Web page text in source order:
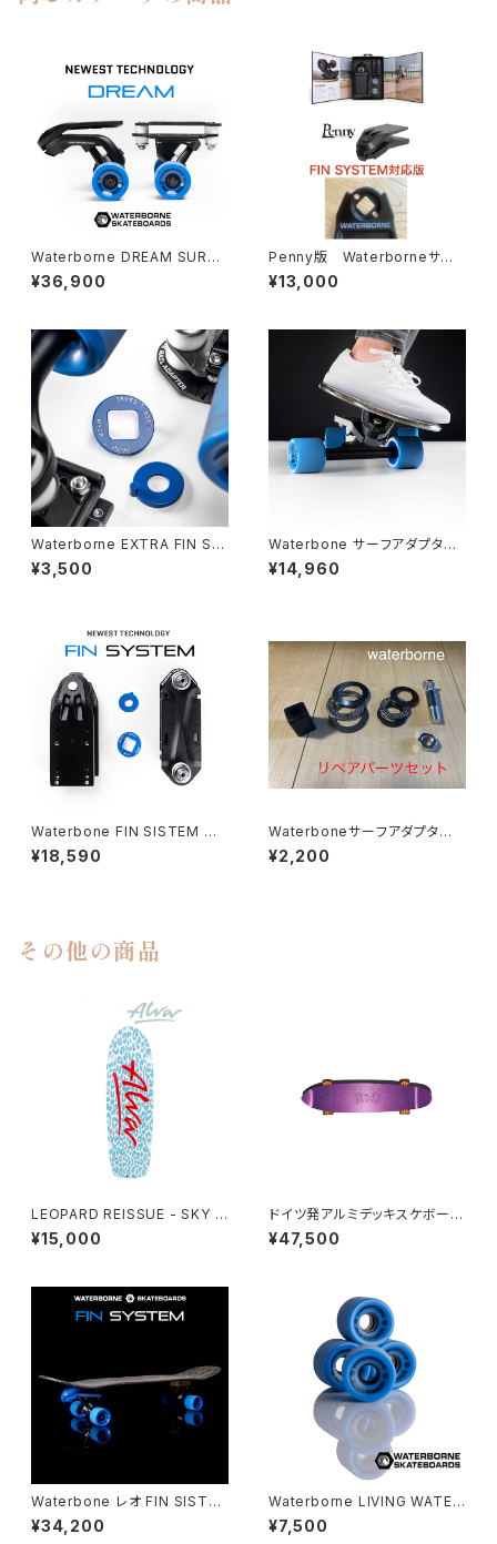
Waterborne DREAM SURF
TRUCK ドリームパック
¥36,900
Penny版 Waterborneサー
フアダプター
¥13,000
Waterborne EXTRA FIN SE
T
¥3,500
Waterbone サーフアダプター
FIN SISTEM
¥14,960
Waterbone FIN SISTEM サ
ーフアダプター レールアダプタ
ー
¥18,590
Waterboneサーフアダプター
リペアパーツ
¥2,200
その他の商品
LEOPARD REISSUE - SKY B
LUE & WHITE
¥15,000
ドイツ発アルミデッキスケボー
banzai skateboard
¥47,500
Waterbone レオ FIN SISTE
M コンプリート
¥34,200
Waterborne LIVING WATER
SURFSKATE WHEELS サーフ
スケートウィール
¥7,500